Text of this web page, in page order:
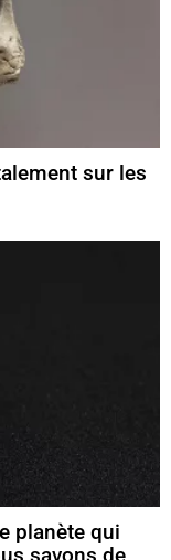
sur les
planète qui
savons de